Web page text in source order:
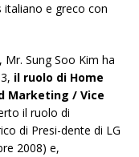
e greco con
Mr. Sung Soo Kim ha
il ruolo di Home
Marketing / Vice
il ruolo di
di Presi-dente di LG
2008) e,